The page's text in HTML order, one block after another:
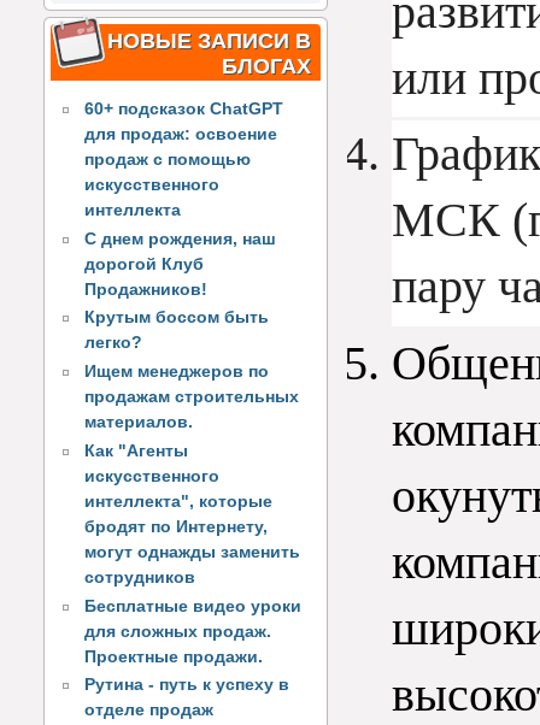
НОВЫЕ ЗАПИСИ В
БЛОГАХ
60+ подсказок ChatGPT
для продаж: освоение
продаж с помощью
искусственного
интеллекта
С днем рождения, наш
дорогой Клуб
Продажников!
Крутым боссом быть
легко?
Ищем менеджеров по
продажам строительных
материалов.
Как "Агенты
искусственного
интеллекта", которые
бродят по Интернету,
могут однажды заменить
сотрудников
Бесплатные видео уроки
для сложных продаж.
Проектные продажи.
Рутина - путь к успеху в
отделе продаж
или
МСК
пару